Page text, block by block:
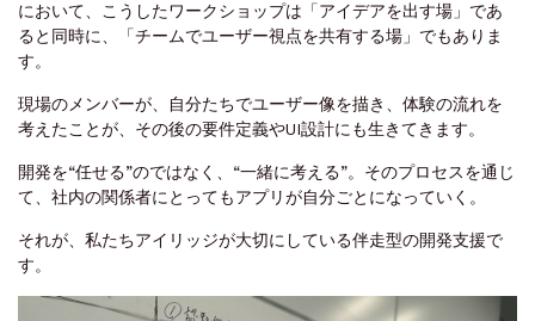
において、こうしたワークショップは「アイデアを出す場」であ
ると同時に、「チームでユーザー視点を共有する場」でもありま
す。
現場のメンバーが、自分たちでユーザー像を描き、体験の流れを
考えたことが、その後の要件定義やUI設計にも生きてきます。
開発を“任せる”のではなく、“一緒に考える”。そのプロセスを通じ
て、社内の関係者にとってもアプリが自分ごとになっていく。
それが、私たちアイリッジが大切にしている伴走型の開発支援で
す。